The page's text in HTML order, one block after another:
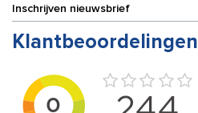
Inschrijven nieuwsbrief
Klantbeoordelingen